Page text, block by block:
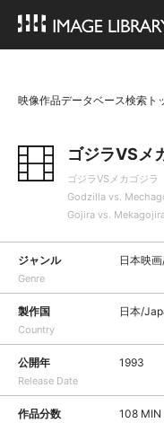
映像作品データベース検索ト
ゴジラVSメ
ゴジラVSメカゴジラ
Godzilla vs.
Gojira vs.
ジャンル
Genre
日本映
製作国
Country
日本/
公開年
Release Date
1993
作品分数 108 MIN